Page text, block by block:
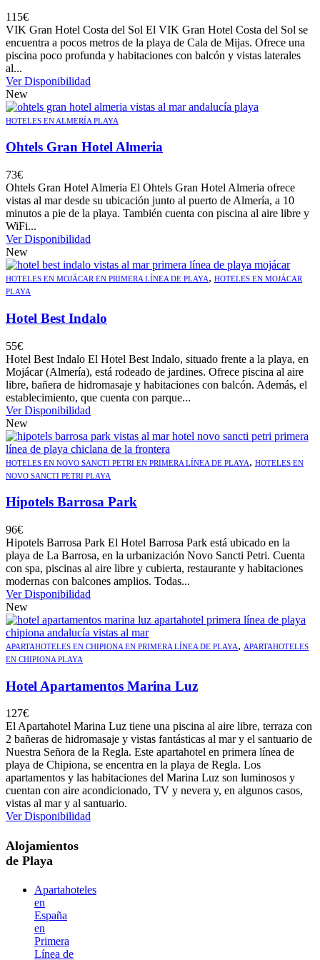
115€
VIK Gran Hotel Costa del Sol El VIK Gran Hotel Costa del Sol se
encuentra a pocos metros de la playa de Cala de Mijas. Ofrece una
piscina poco profunda y habitaciones con balcón y vistas laterales
al...
Ver Disponibilidad
New
HOTELES EN ALMERÍA PLAYA
Ohtels Gran Hotel Almeria
73€
Ohtels Gran Hotel Almeria El Ohtels Gran Hotel Almeria ofrece
vistas al mar desde su ubicación junto al puerto de Almería, a 10
minutos a pie de la playa. También cuenta con piscina al aire libre y
WiFi...
Ver Disponibilidad
New
HOTELES EN MOJÁCAR EN PRIMERA LÍNEA DE PLAYA, HOTELES EN MOJÁCAR
PLAYA
Hotel Best Indalo
55€
Hotel Best Indalo El Hotel Best Indalo, situado frente a la playa, en
Mojácar (Almería), está rodeado de jardines. Ofrece piscina al aire
libre, bañera de hidromasaje y habitaciones con balcón. Además, el
establecimiento, que cuenta con parque...
Ver Disponibilidad
New
HOTELES EN NOVO SANCTI PETRI EN PRIMERA LÍNEA DE PLAYA, HOTELES EN
NOVO SANCTI PETRI PLAYA
Hipotels Barrosa Park
96€
Hipotels Barrosa Park El Hotel Barrosa Park está ubicado en la
playa de La Barrosa, en la urbanización Novo Sancti Petri. Cuenta
con spa, piscinas al aire libre y cubierta, restaurante y habitaciones
modernas con balcones amplios. Todas...
Ver Disponibilidad
New
APARTAHOTELES EN CHIPIONA EN PRIMERA LÍNEA DE PLAYA, APARTAHOTELES
EN CHIPIONA PLAYA
Hotel Apartamentos Marina Luz
127€
El Apartahotel Marina Luz tiene una piscina al aire libre, terraza con
2 bañeras de hidromasaje y vistas fantásticas al mar y el santuario de
Nuestra Señora de la Regla. Este apartahotel en primera línea de
playa de Chipiona, se encentra en la playa de Regla. Los
apartamentos y las habitaciones del Marina Luz son luminosos y
cuentan con aire acondicionado, TV y nevera y, en algunos casos,
vistas al mar y al santuario.
Ver Disponibilidad
Alojamientos
de Playa
Apartahoteles
en
España
en
Primera
Línea de